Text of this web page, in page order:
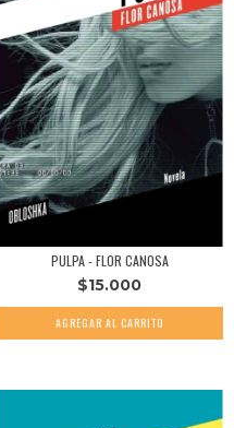
PULPA - FLOR CANOSA
$15.000